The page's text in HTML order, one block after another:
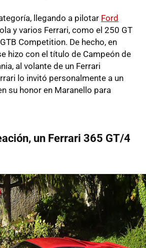
llegando a pilotar Ford
y varios Ferrari, como el 250 GT
Competition. De hecho, en
hizo con el título de Campeón de
al volante de un Ferrari
lo invitó personalmente a un
su honor en Maranello para
un Ferrari 365 GT/4